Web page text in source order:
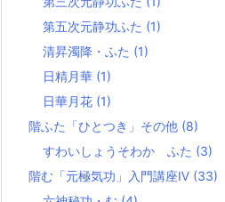
第五次元静功ふた (1)
清昇濁降・ふた (1)
日精月華 (1)
日華月花 (1)
階ふた「ひとつき」その他 (8)
すわいしょうそわか ふた (3)
階む「元極気功」入門講座Ⅳ (33)